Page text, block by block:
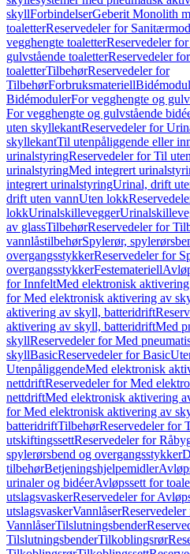
skyllForbindelserGeberit Monolith
toaletterReservedeler for
vegghengte toaletterReservedeler
gulvstående toaletterReservedeler
toaletterTilbehørReservedeler for
TilbehørForbruksmateriell
BidémodulerFor vegghengte og
For vegghengte og gulvstående
uten skyllekantReservedeler for
skyllekantTil utenpåliggende eller
urinalstyringReservedeler for Til
urinalstyringMed integrert
integrert urinalstyringUrinal, drift
drift uten vannUten lokk
lokkUrinalskillevegger
av glassTilbehørReservedeler for
vannlåstilbehørSpylerør,
overgangsstykkerReservedeler for
overgangsstykkerFestemateriell
for InnfeltMed elektronisk
for Med elektronisk aktivering av
aktivering av skyll, batteridrift
aktivering av skyll, batteridriftMed
skyllReservedeler for Med
skyllBasicReservedeler for Basic
UtenpåliggendeMed elektronisk
nettdriftReservedeler for Med
nettdriftMed elektronisk aktivering
for Med elektronisk aktivering av
batteridriftTilbehørReservedeler for
utskiftingssettReservedeler for
spylerørsbend og overgangsstykker
tilbehørBetjeningshjelpemidler
urinaler og bidéerAvløpssett for
utslagsvaskerReservedeler for
utslagsvaskerVannlåserReservedeler
VannlåserTilslutningsbender
TilslutningsbenderTilkoblingsrør